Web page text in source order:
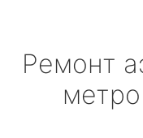
Ремонт